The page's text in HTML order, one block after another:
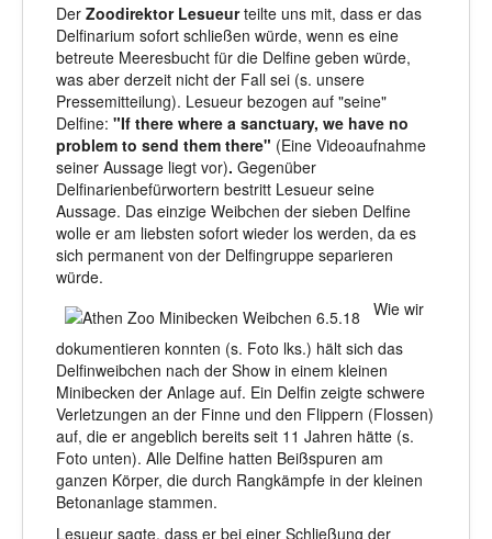
Der Zoodirektor Lesueurteilte uns mit, dass er das
Delfinarium sofort schließen würde, wenn es eine
betreute Meeresbucht für die Delfine geben würde,
was aber derzeit nicht der Fall sei (s. unsere
Pressemitteilung). Lesueur bezogen auf "seine"
Delfine: "If there where a sanctuary, we have no
problem to send them there" (Eine Videoaufnahme
seiner Aussage liegt vor). Gegenüber
Delfinarienbefürwortern bestritt Lesueur seine
Aussage. Das einzige Weibchen der sieben Delfine
wolle er am liebsten sofort wieder los werden, da es
sich permanent von der Delfingruppe separieren
würde.
Wie wir
dokumentieren konnten (s. Foto lks.) hält sich das
Delfinweibchen nach der Show in einem kleinen
Minibecken der Anlage auf. Ein Delfin zeigte schwere
Verletzungen an der Finne und den Flippern (Flossen)
auf, die er angeblich bereits seit 11 Jahren hätte (s.
Foto unten). Alle Delfine hatten Beißspuren am
ganzen Körper, die durch Rangkämpfe in der kleinen
Betonanlage stammen.
Lesueur sagte, dass er bei einer Schließung der